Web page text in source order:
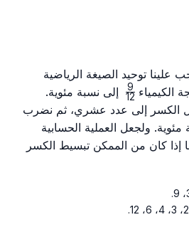
علينا توحيد الصيغة الرياضية
الكيمياء
\frac{9}
{12}
12
9
إلى نسبة مئوية.
الكسر إلى عدد عشري، ثم نضرب
مئوية. ولجعل العملية الحسابية
إذا كان من الممكن تبسيط الكسر